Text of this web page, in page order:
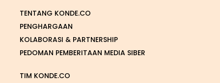
TENTANG KONDE.CO
PENGHARGAAN
KOLABORASI & PARTNERSHIP
PEDOMAN PEMBERITAAN MEDIA SIBER
TIM KONDE.CO